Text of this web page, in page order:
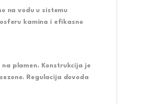
na vodu u sistemu
kamina i efikasno
plamen. Konstrukcija je
Regulacija dovoda